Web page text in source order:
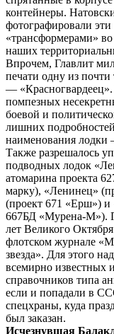
контейнеры.
фотографировали
«трансформерами»
наших
Впрочем, Главлит
печати одну из почти
—
помпезных
боевой и
лишних
наименования
Также разрешалось
подводных лодок
атомарина проекта
марку), «Ленинец»
(проект 671 «Ерш») и
667БД «Мурена-М»).
лет Великого
флотском журнале
звезда». Для этого
всемирно известных
справочников типа
если и попадали в
спецхраны, куда
был заказан.
Исчезнувшая